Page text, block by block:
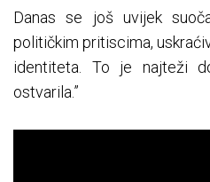
Danas se još uvijek
političkim pritiscima,
identiteta. To je najteži
ostvarila.”